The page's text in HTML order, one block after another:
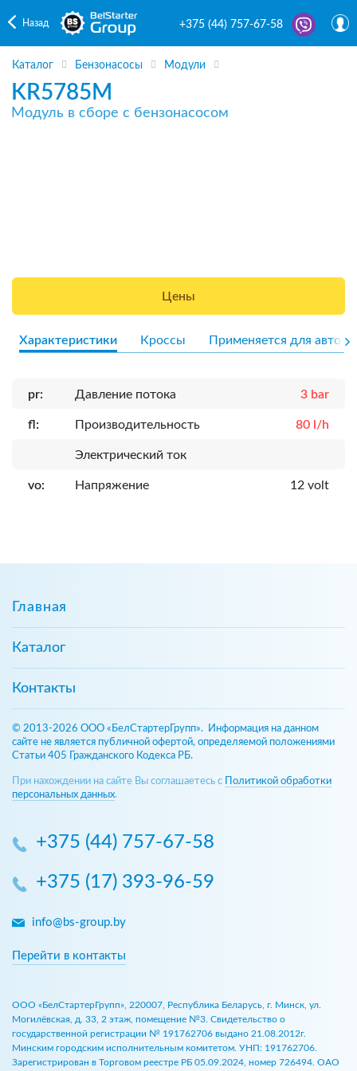
Назад +375 (44) 757-67-58
Каталог Бензонасосы Модули
KR5785M
Модуль в сборе с бензонасосом
Цены
Характеристики Кроссы Применяется для авто
pr: Давление потока 3 bar
fl: Производительность 80 l/h
Электрический ток
vo: Напряжение 12 volt
Главная
Каталог
Контакты
© 2013-2026 ООО «БелСтартерГрупп». Информация на данном
сайте не является публичной офертой, определяемой положениями
Статьи 405 Гражданского Кодекса РБ.
При нахождении на сайте Вы соглашаетесь с
Политикой обработки
персональных данных.
+375 (44) 757-67-58
+375 (17) 393-96-59
info@bs-group.by
Перейти в контакты
ООО «БелСтартерГрупп», 220007, Республика Беларусь, г. Минск, ул.
Могилёвская, д. 33, 2 этаж, помещение №3. Свидетельство о
государственной регистрации № 191762706 выдано 21.08.2012г.
Минским городским исполнительным комитетом. УНП: 191762706.
Зарегистрирован в Торговом реестре РБ 05.09.2024, номер 726494. ОАО